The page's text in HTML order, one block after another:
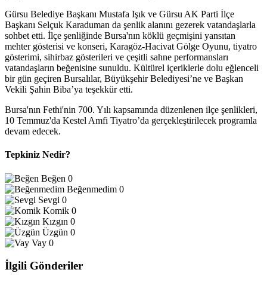
Gürsu Belediye Başkanı Mustafa Işık ve Gürsu AK Parti İlçe
Başkanı Selçuk Karaduman da şenlik alanını gezerek vatandaşlarla
sohbet etti. İlçe şenliğinde Bursa'nın köklü geçmişini yansıtan
mehter gösterisi ve konseri, Karagöz-Hacivat Gölge Oyunu, tiyatro
gösterimi, sihirbaz gösterileri ve çeşitli sahne performansları
vatandaşların beğenisine sunuldu. Kültürel içeriklerle dolu eğlenceli
bir gün geçiren Bursalılar, Büyükşehir Belediyesi’ne ve Başkan
Vekili Şahin Biba’ya teşekkür etti.
Bursa'nın Fethi'nin 700. Yılı kapsamında düzenlenen ilçe şenlikleri,
10 Temmuz'da Kestel Amfi Tiyatro’da gerçekleştirilecek programla
devam edecek.
Tepkiniz Nedir?
Beğen 0
Beğenmedim 0
Sevgi 0
Komik 0
Kızgın 0
Üzgün 0
Vay 0
İlgili Gönderiler